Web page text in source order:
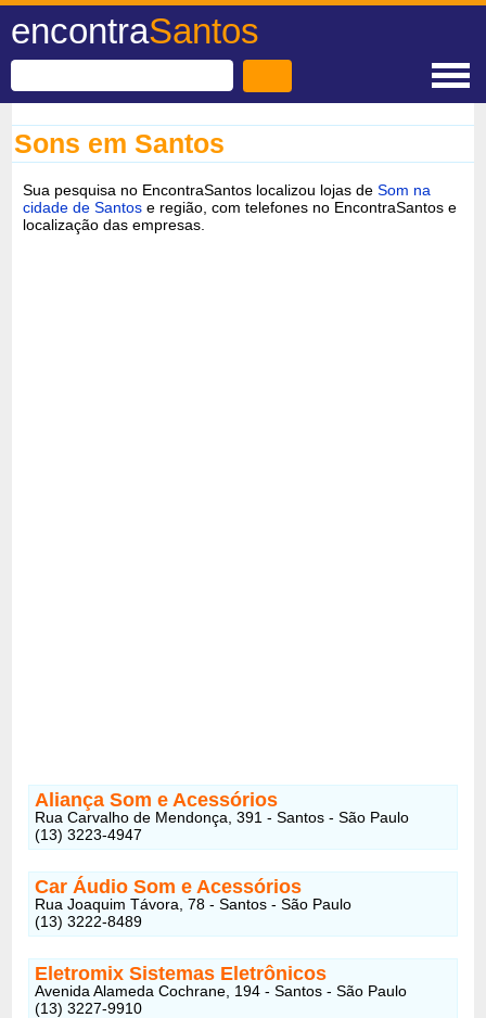
encontraSantos
Sons em Santos
Sua pesquisa no EncontraSantos localizou lojas deSom na
cidade de Santos e região, com telefones no EncontraSantos e
localização das empresas.
Aliança Som e Acessórios
Rua Carvalho de Mendonça, 391 - Santos - São Paulo
(13) 3223-4947
Car Áudio Som e Acessórios
Rua Joaquim Távora, 78 - Santos - São Paulo
(13) 3222-8489
Eletromix Sistemas Eletrônicos
Avenida Alameda Cochrane, 194 - Santos - São Paulo
(13) 3227-9910